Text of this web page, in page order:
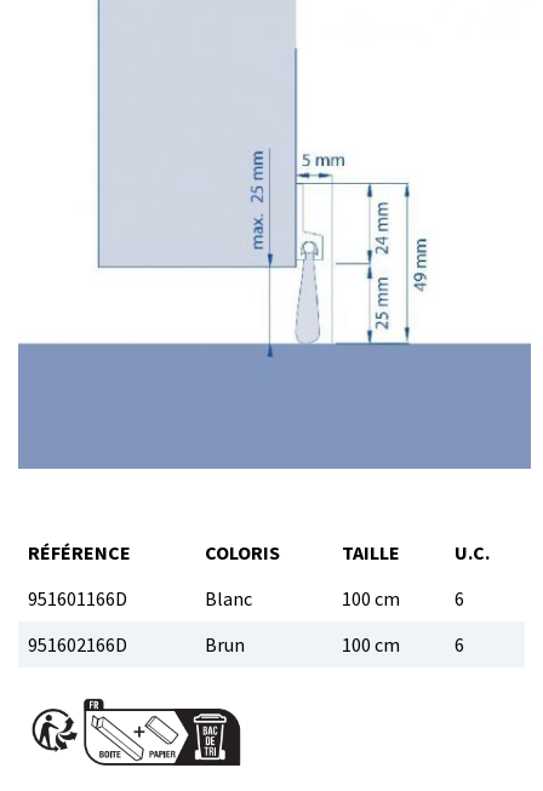
RÉFÉRENCE COLORIS TAILLE
U.C.
951601166D
Blanc 100 cm
6
951602166D
Brun 100 cm 6